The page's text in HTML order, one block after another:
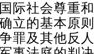
际社会尊重
立的基本原
罪及其他反